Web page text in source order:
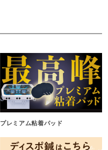
プレミアム粘着パッド